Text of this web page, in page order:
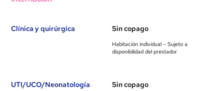
Clínica y quirúrgica Sin copago
Habitación individual – Sujeto a
disponibilidad del prestador
UTI/UCO/Neonatología Sin copago